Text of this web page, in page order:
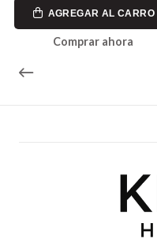
AGREGAR AL CARRO
Comprar ahora